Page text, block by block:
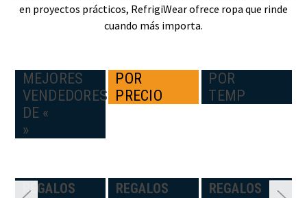
en proyectos prácticos, RefrigiWear ofrece ropa que rinde
cuando más importa.
MEJORES
VENDEDORES
DE «
»
POR
PRECIO
POR
TEMP
REGALOS
REGALOS
REGALOS